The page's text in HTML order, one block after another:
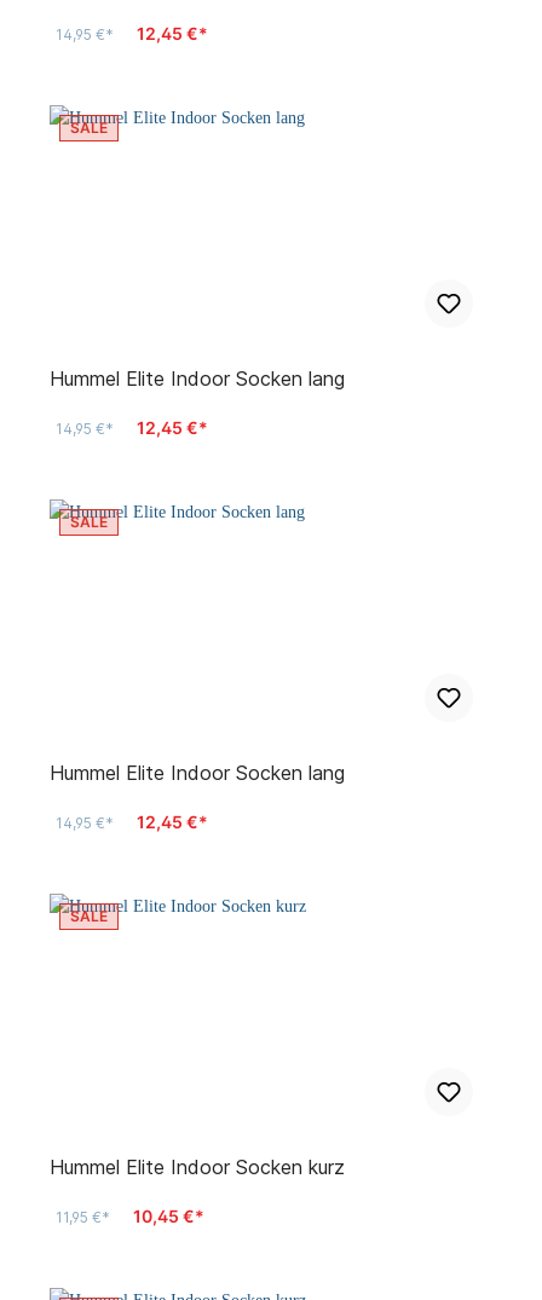
14,95 €* 12,45 €*
SALE
Hummel Elite Indoor Socken lang
14,95 €* 12,45 €*
SALE
Hummel Elite Indoor Socken lang
14,95 €* 12,45 €*
SALE
Hummel Elite Indoor Socken kurz
11,95 €* 10,45 €*